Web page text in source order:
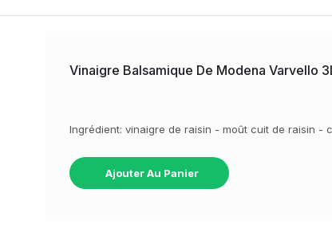
Vinaigre Balsamique De Modena Varvello
Ingrédient: vinaigre de raisin - moût cuit de raisin -
Ajouter Au Panier